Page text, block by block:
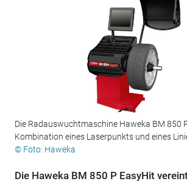
Die Radauswuchtmaschine Haweka BM 850
Kombination eines Laserpunkts und eines
© Foto: Haweka
Die Haweka BM 850 P EasyHit